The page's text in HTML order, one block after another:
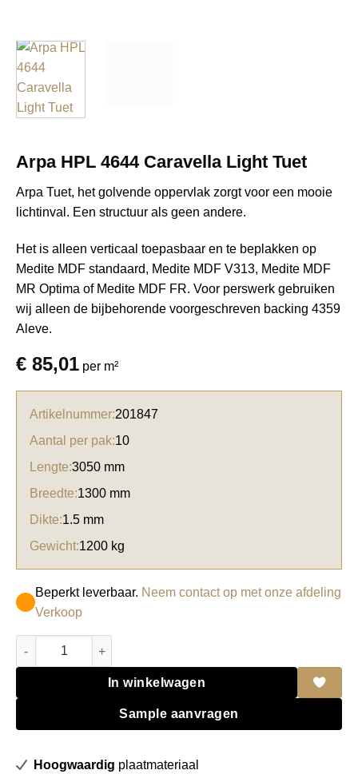
Arpa HPL 4644 Caravella Light Tuet
Arpa Tuet, het golvende oppervlak zorgt voor een mooie
lichtinval. Een structuur als geen andere.
Het is alleen verticaal toepasbaar en te beplakken op
Medite MDF standaard, Medite MDF V313, Medite MDF
MR Optima of Medite MDF FR. Voor perswerk gebruiken
wij alleen de bijbehorende voorgeschreven backing 4359
Aleve.
€ 85,01 per m²
Artikelnummer:201847
Aantal per pak:10
Lengte:3050 mm
Breedte:1300 mm
Dikte:1.5 mm
Gewicht:1200 kg
Beperkt leverbaar. Neem contact op met onze afdeling
Verkoop
Arpa HPL 4644 Caravella Light Tuet aantal
In winkelwagen
Sample aanvragen
Hoogwaardig plaatmateriaal